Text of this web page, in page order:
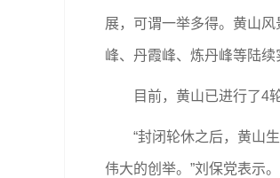
展，可谓一举多得。黄山
峰、丹霞峰、炼丹峰等陆续
目前，黄山已进行了4轮
“封闭轮休之后，黄山生
伟大的创举。”刘保党表示。